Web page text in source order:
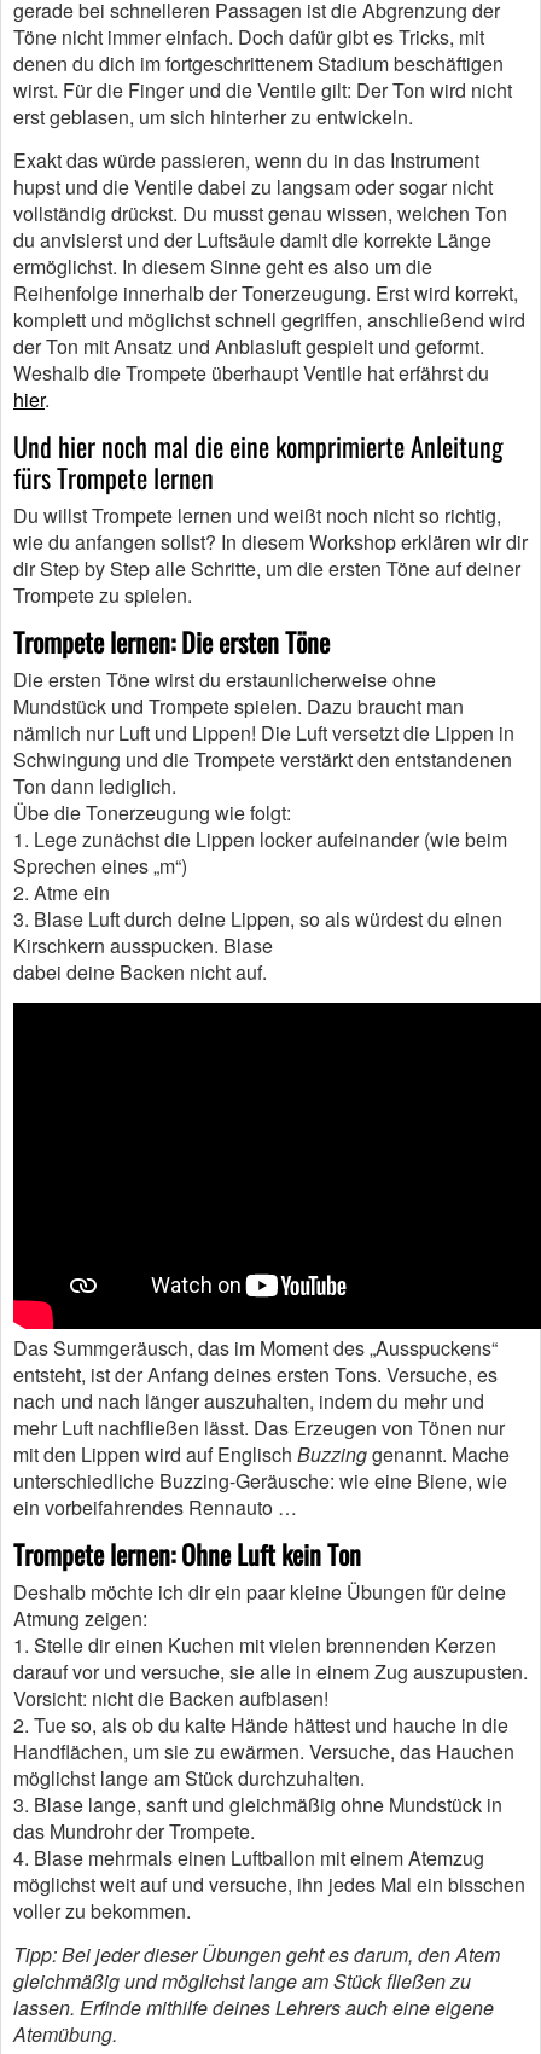
gerade bei schnelleren Passagen ist die Abgrenzung der
Töne nicht immer einfach. Doch dafür gibt es Tricks, mit
denen du dich im fortgeschrittenem Stadium beschäftigen
wirst. Für die Finger und die Ventile gilt: Der Ton wird nicht
erst geblasen, um sich hinterher zu entwickeln.
Exakt das würde passieren, wenn du in das Instrument
hupst und die Ventile dabei zu langsam oder sogar nicht
vollständig drückst. Du musst genau wissen, welchen Ton
du anvisierst und der Luftsäule damit die korrekte Länge
ermöglichst. In diesem Sinne geht es also um die
Reihenfolge innerhalb der Tonerzeugung. Erst wird korrekt,
komplett und möglichst schnell gegriffen, anschließend wird
der Ton mit Ansatz und Anblasluft gespielt und geformt.
Weshalb die Trompete überhaupt Ventile hat erfährst du
hier.
Und hier noch mal die eine komprimierte Anleitung
fürs Trompete lernen
Du willst Trompete lernen und weißt noch nicht so richtig,
wie du anfangen sollst? In diesem Workshop erklären wir dir
dir Step by Step alle Schritte, um die ersten Töne auf deiner
Trompete zu spielen.
Trompete lernen: Die ersten Töne
Die ersten Töne wirst du erstaunlicherweise ohne
Mundstück und Trompete spielen. Dazu braucht man
nämlich nur Luft und Lippen! Die Luft versetzt die Lippen in
Schwingung und die Trompete verstärkt den entstandenen
Ton dann lediglich.
Übe die Tonerzeugung wie folgt:
1. Lege zunächst die Lippen locker aufeinander (wie beim
Sprechen eines „m“)
2. Atme ein
3. Blase Luft durch deine Lippen, so als würdest du einen
Kirschkern ausspucken. Blase
dabei deine Backen nicht auf.
Das Summgeräusch, das im Moment des „Ausspuckens“
entsteht, ist der Anfang deines ersten Tons. Versuche, es
nach und nach länger auszuhalten, indem du mehr und
mehr Luft nachfließen lässt. Das Erzeugen von Tönen nur
mit den Lippen wird auf Englisch Buzzinggenannt. Mache
unterschiedliche Buzzing-Geräusche: wie eine Biene, wie
ein vorbeifahrendes Rennauto …
Trompete lernen: Ohne Luft kein Ton
Deshalb möchte ich dir ein paar kleine Übungen für deine
Atmung zeigen:
1. Stelle dir einen Kuchen mit vielen brennenden Kerzen
darauf vor und versuche, sie alle in einem Zug auszupusten.
Vorsicht: nicht die Backen aufblasen!
2. Tue so, als ob du kalte Hände hättest und hauche in die
Handflächen, um sie zu ewärmen. Versuche, das Hauchen
möglichst lange am Stück durchzuhalten.
3. Blase lange, sanft und gleichmäßig ohne Mundstück in
das Mundrohr der Trompete.
4. Blase mehrmals einen Luftballon mit einem Atemzug
möglichst weit auf und versuche, ihn jedes Mal ein bisschen
voller zu bekommen.
Tipp: Bei jeder dieser Übungen geht es darum, den Atem
gleichmäßig und möglichst lange am Stück fließen zu
lassen. Erfinde mithilfe deines Lehrers auch eine eigene
Atemübung.